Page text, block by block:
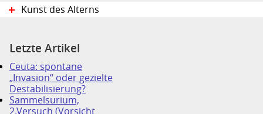
Kunst des Alterns
Letzte Artikel
Ceuta: spontane
„Invasion“ oder gezielte
Destabilisierung?
Sammelsurium,
2.Versuch (Vorsicht